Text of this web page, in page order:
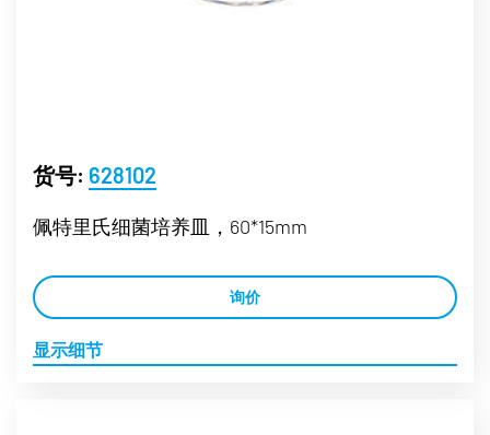
货号: 628102
佩特里氏细菌培养皿，60*15mm
询价
显示细节